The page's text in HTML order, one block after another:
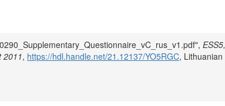
ESS5,
2011, https://hdl.handle.net/21.12137/YO5RGC, Lithuanian